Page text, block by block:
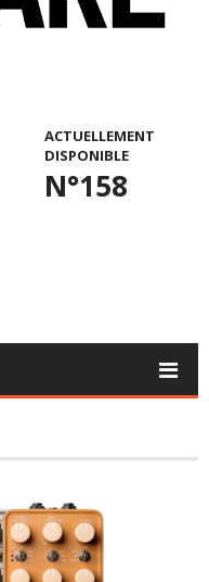
ACTUELLEMENT
DISPONIBLE
N°158